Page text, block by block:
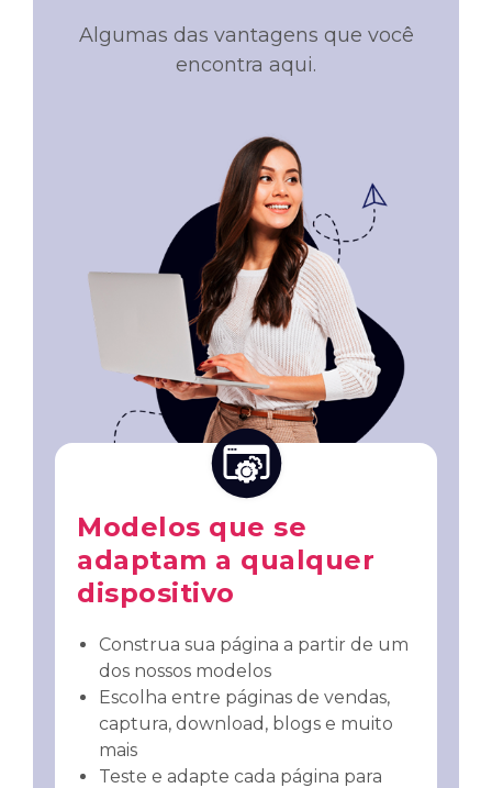
Algumas das vantagens que você
encontra aqui.
Modelos que se
adaptam a qualquer
dispositivo
Construa sua página a partir de um
dos nossos modelos
Escolha entre páginas de vendas,
captura, download, blogs e muito
mais
Teste e adapte cada página para